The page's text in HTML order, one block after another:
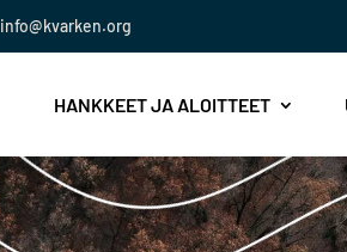
info@kvarken.org
HANKKEET JA ALOITTEET